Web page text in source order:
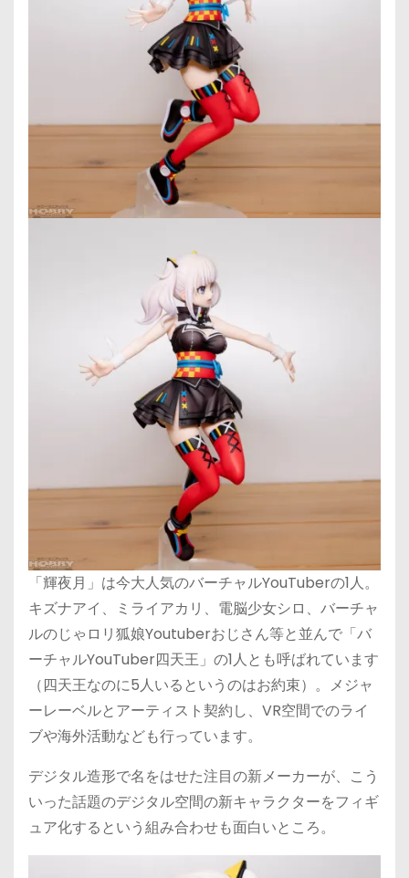
「輝夜月」は今大人気のバーチャルYouTuberの1人。
キズナアイ、ミライアカリ、電脳少女シロ、バーチャ
ルのじゃロリ狐娘Youtuberおじさん等と並んで「バ
ーチャルYouTuber四天王」の1人とも呼ばれています
（四天王なのに5人いるというのはお約束）。メジャ
ーレーベルとアーティスト契約し、VR空間でのライ
ブや海外活動なども行っています。
デジタル造形で名をはせた注目の新メーカーが、こう
いった話題のデジタル空間の新キャラクターをフィギ
ュア化するという組み合わせも面白いところ。